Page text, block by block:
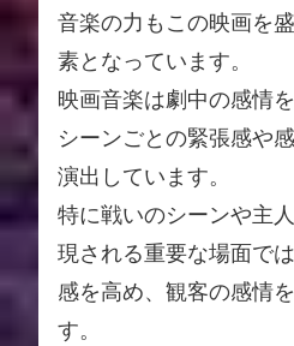
音楽の力もこの映画を
素となっています。
映画音楽は劇中の感情
シーンごとの緊張感や
演出しています。
特に戦いのシーンや主
現される重要な場面で
感を高め、観客の感情
す。